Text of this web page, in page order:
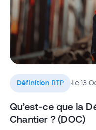
Définition BTP Le 13
Qu’est-ce que la
Chantier ? (DOC)